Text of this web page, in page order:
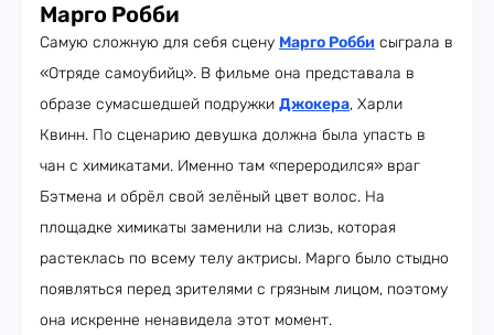
Марго Робби
Самую сложную для себя сцену Марго Робби сыграла в
«Отряде самоубийц». В фильме она представала в
образе сумасшедшей подружки Джокера, Харли
Квинн. По сценарию девушка должна была упасть в
чан с химикатами. Именно там «переродился» враг
Бэтмена и обрёл свой зелёный цвет волос. На
площадке химикаты заменили на слизь, которая
растеклась по всему телу актрисы. Марго было стыдно
появляться перед зрителями с грязным лицом, поэтому
она искренне ненавидела этот момент.